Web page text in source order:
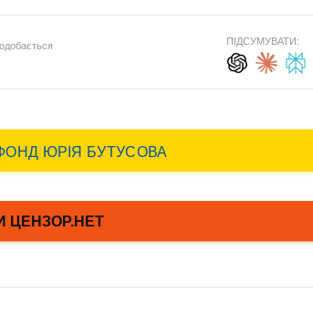
ПІДСУМУВАТИ: